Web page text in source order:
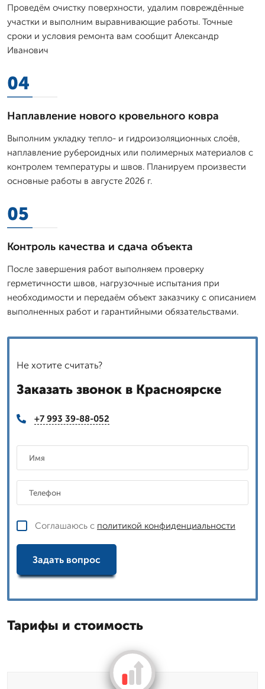
Проведём очистку поверхности, удалим повреждённые
участки и выполним выравнивающие работы. Точные
сроки и условия ремонта вам сообщит Александр
Иванович
04
Наплавление нового кровельного ковра
Выполним укладку тепло- и гидроизоляционных слоёв,
наплавление рубероидных или полимерных материалов с
контролем температуры и швов. Планируем произвести
основные работы в августе 2026 г.
05
Контроль качества и сдача объекта
После завершения работ выполняем проверку
герметичности швов, нагрузочные испытания при
необходимости и передаём объект заказчику с описанием
выполненных работ и гарантийными обязательствами.
Не хотите считать?
Заказать звонок в Красноярске
+7 993 39-88-052
Соглашаюсь с политикой конфиденциальности
Задать вопрос
Тарифы и стоимость